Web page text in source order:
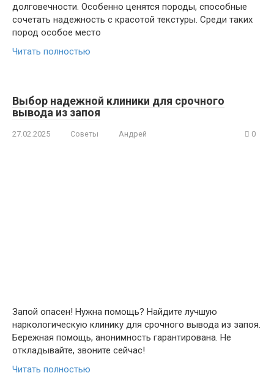
долговечности. Особенно ценятся породы, способные
сочетать надежность с красотой текстуры. Среди таких
пород особое место
Читать полностью
Выбор надежной клиники для срочного
вывода из запоя
27.02.2025 Советы Андрей 0
Запой опасен! Нужна помощь? Найдите лучшую
наркологическую клинику для срочного вывода из запоя.
Бережная помощь, анонимность гарантирована. Не
откладывайте, звоните сейчас!
Читать полностью